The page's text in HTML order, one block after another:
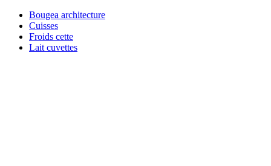
Bougea architecture
Cuisses
Froids cette
Lait cuvettes